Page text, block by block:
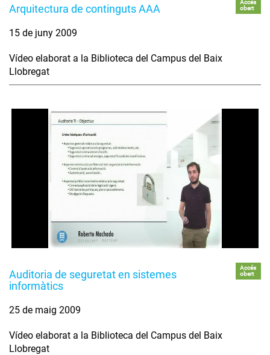
Arquitectura de continguts AAA
Accés
obert
15 de juny 2009
Vídeo elaborat a la Biblioteca del Campus del Baix
Llobregat
Auditoria de seguretat en sistemes
informàtics
Accés
obert
25 de maig 2009
Vídeo elaborat a la Biblioteca del Campus del Baix
Llobregat